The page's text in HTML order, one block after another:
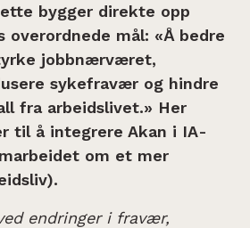
bygger direkte opp
overordnede mål: «Å bedre
jobbnærværet,
sykefravær og hindre
fra arbeidslivet.» Her
til å integrere Akan i IA-
om et mer
endringer i fravær,